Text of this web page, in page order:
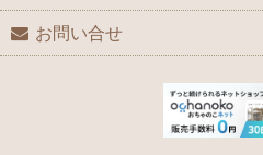
お問い合せ